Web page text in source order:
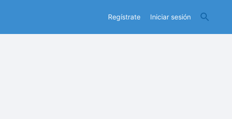
Regístrate Iniciar sesión